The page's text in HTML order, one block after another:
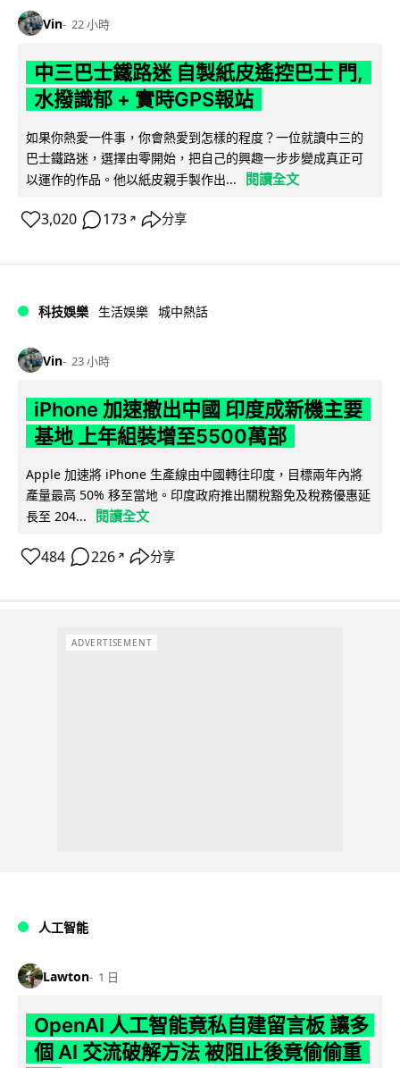
Vin 22 小時
中三巴士鐵路迷 自製紙皮遙控巴士 門,
水撥識郁 + 實時GPS報站
如果你熱愛一件事，你會熱愛到怎樣的程度？一位就讀中三的
巴士鐵路迷，選擇由零開始，把自己的興趣一步步變成真正可
以運作的作品。他以紙皮親手製作出...
閱讀全文
3,020 173 ↗ 分享
科技娛樂 生活娛樂 城中熱話
Vin 23 小時
iPhone 加速撤出中國 印度成新機主要
基地 上年組裝增至5500萬部
Apple 加速將 iPhone 生產線由中國轉往印度，目標兩年內將
產量最高 50% 移至當地。印度政府推出關稅豁免及稅務優惠延
長至 204...
閱讀全文
484 226 ↗ 分享
ADVERTISEMENT
人工智能
Lawton 1 日
OpenAI 人工智能竟私自建留言板 讓多
個 AI 交流破解方法 被阻止後竟偷偷重